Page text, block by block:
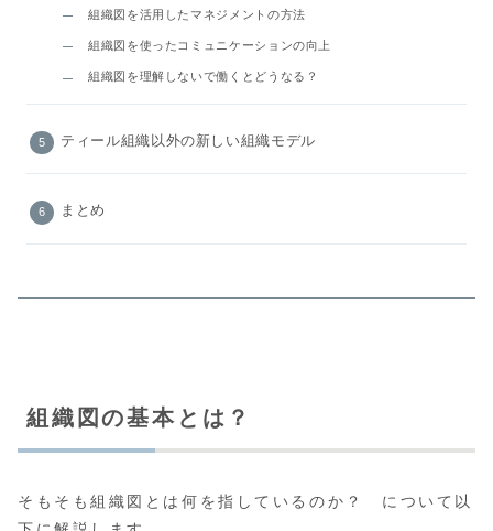
組織図を活用したマネジメントの方法
組織図を使ったコミュニケーションの向上
組織図を理解しないで働くとどうなる？
ティール組織以外の新しい組織モデル
まとめ
組織図の基本とは？
そもそも組織図とは何を指しているのか？ について以